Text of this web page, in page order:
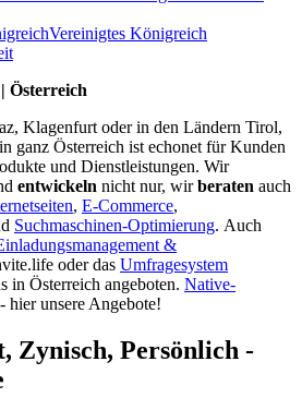
Vereinigtes Königreich
Österreich
Klagenfurt oder in den Ländern Tirol,
ganz Österreich ist echonet für Kunden
und Dienstleistungen. Wir
entwickeln nicht nur, wirberaten auch
, E-Commerce,
Suchmaschinen-Optimierung. Auch
&
oder das Umfragesystem
in Österreich angeboten. Native-
- hier unsere Angebote!
Zynisch, Persönlich -